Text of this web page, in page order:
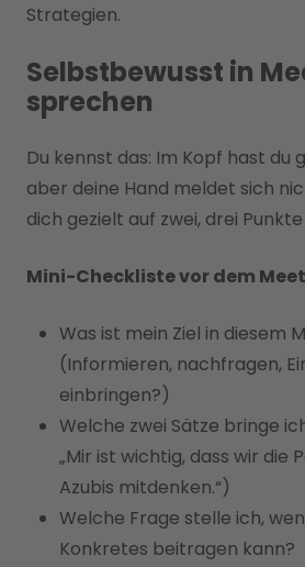
Strategien.
Selbstbewusst in
sprechen
Du kennst das: Im Kopf hast du
aber deine Hand meldet sich
dich gezielt auf zwei, drei
Mini-Checkliste vor dem
Was ist mein Ziel in diesem
(Informieren, nachfragen,
einbringen?)
Welche zwei Sätze bringe
„Mir ist wichtig, dass wir die
Azubis mitdenken.“)
Welche Frage stelle ich,
Konkretes beitragen kann?